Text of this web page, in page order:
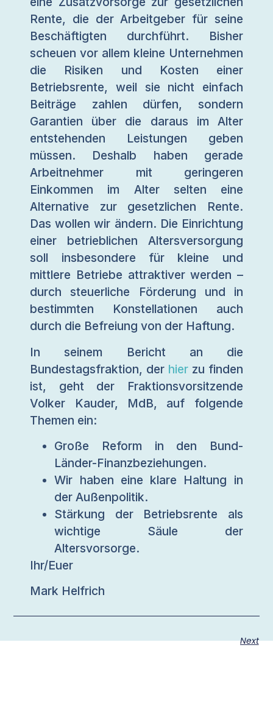
Rente, die der Arbeitgeber für seine
Beschäftigten durchführt. Bisher
scheuen vor allem kleine Unternehmen
die Risiken und Kosten einer
Betriebsrente, weil sie nicht einfach
Beiträge zahlen dürfen, sondern
Garantien über die daraus im Alter
entstehenden Leistungen geben
müssen. Deshalb haben gerade
Arbeitnehmer mit geringeren
Einkommen im Alter selten eine
Alternative zur gesetzlichen Rente.
Das wollen wir ändern. Die Einrichtung
einer betrieblichen Altersversorgung
soll insbesondere für kleine und
mittlere Betriebe attraktiver werden –
durch steuerliche Förderung und in
bestimmten Konstellationen auch
durch die Befreiung von der Haftung.
In seinem Bericht an die
Bundestagsfraktion, der hier zu finden
ist, geht der Fraktionsvorsitzende
Volker Kauder, MdB, auf folgende
Themen ein:
Große Reform in den Bund-
Länder-Finanzbeziehungen.
Wir haben eine klare Haltung in
der Außenpolitik.
Stärkung der Betriebsrente als
wichtige Säule der
Altersvorsorge.
Ihr/Euer
Mark Helfrich
Next